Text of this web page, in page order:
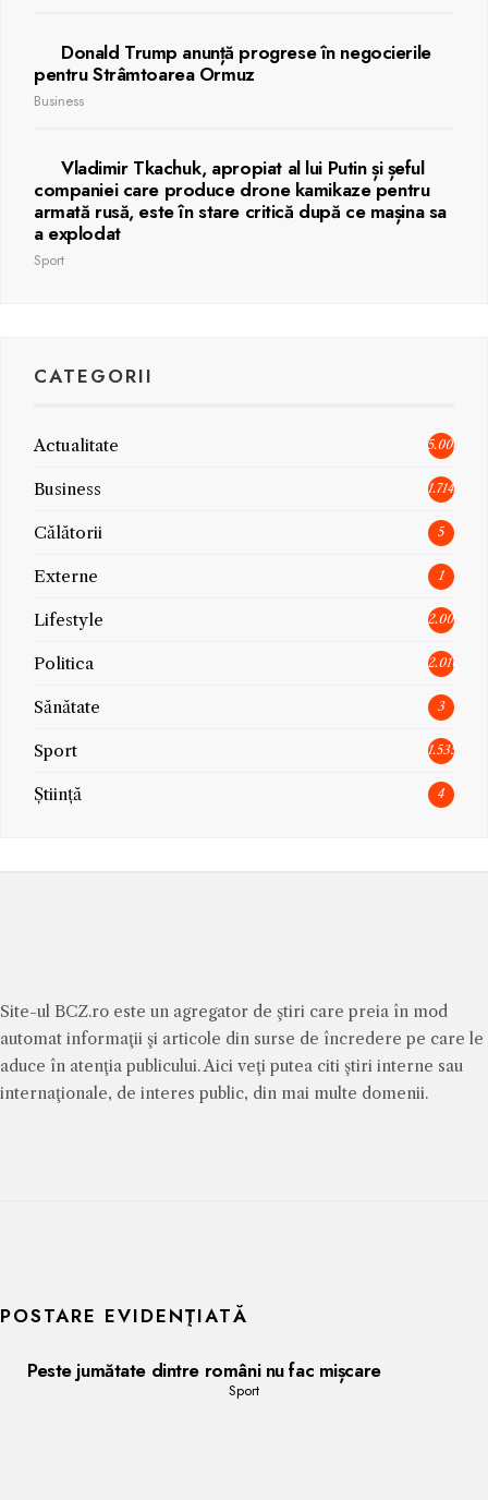
Donald Trump anunță progrese în negocierile
pentru Strâmtoarea Ormuz
Business
Vladimir Tkachuk, apropiat al lui Putin și șeful
companiei care produce drone kamikaze pentru
armată rusă, este în stare critică după ce mașina sa
a explodat
Sport
CATEGORII
Actualitate 5.006
Business 1.714
Călătorii 5
Externe 1
Lifestyle 2.005
Politica 2.010
Sănătate 3
Sport 1.535
Știință 4
Site-ul BCZ.ro este un agregator de ştiri care preia în mod
automat informaţii şi articole din surse de încredere pe care le
aduce în atenţia publicului. Aici veţi putea citi ştiri interne sau
internaţionale, de interes public, din mai multe domenii.
POSTARE EVIDENŢIATĂ
Peste jumătate dintre români nu fac mișcare
Sport